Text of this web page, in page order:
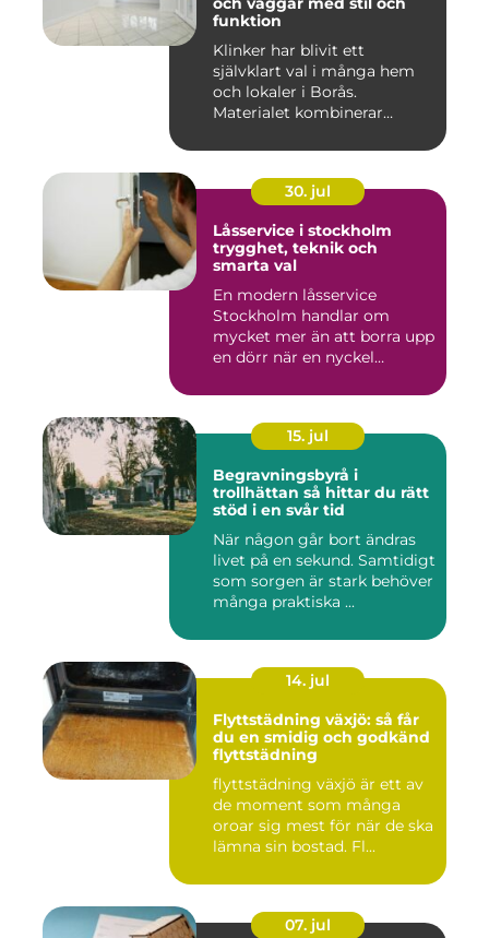
funktion
Klinker har blivit ett
självklart val i många hem
och lokaler i Borås.
Materialet kombinerar
30. jul
Låsservice i stockholm
trygghet, teknik och
smarta val
En modern låsservice
Stockholm handlar om
mycket mer än att borra upp
en dörr när en nyckel
15. jul
Begravningsbyrå i
trollhättan så hittar du rätt
stöd i en svår tid
När någon går bort ändras
livet på en sekund. Samtidigt
som sorgen är stark behöver
många praktiska ...
14. jul
Flyttstädning växjö: så får
du en smidig och godkänd
flyttstädning
flyttstädning växjö är ett av
de moment som många
oroar sig mest för när de ska
lämna sin bostad. Fl...
07. jul